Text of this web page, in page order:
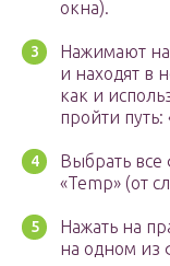
окна).
Нажимают на
и находят в
как и
пройти
Выбрать
«Temp» (от
Нажать на
на одном из